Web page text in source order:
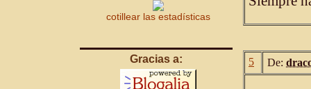
cotillear las estadísticas
Gracias a: 5 De: